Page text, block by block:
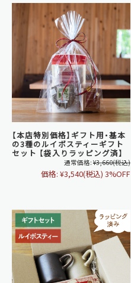
【本店特別価格】ギフト用・基本
の3種のルイボスティーギフト
セット 【袋入りラッピング済】
通常価格: ¥3,660(税込)
価格: ¥3,540(税込) 3%OFF